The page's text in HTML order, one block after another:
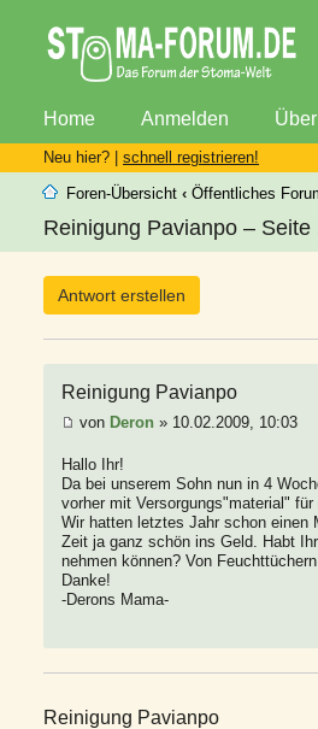
Home Anmelden
Neu hier? | schnell registrieren!
Foren-Übersicht ‹ Öffentliches
Reinigung Pavianpo – Seite
Antwort erstellen
Reinigung Pavianpo
von Deron » 10.02.2009, 10:03
Hallo Ihr!
Da bei unserem Sohn nun in 4
vorher mit Versorgungs"material"
Wir hatten letztes Jahr schon einen
Zeit ja ganz schön ins Geld. Habt
nehmen können? Von
Danke!
-Derons Mama-
Reinigung Pavianpo